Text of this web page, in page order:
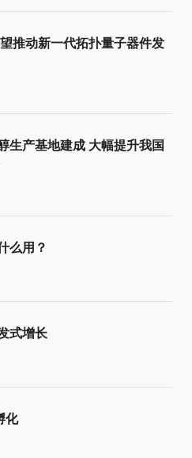
推动新一代拓扑量子器件发
生产基地建成 大幅提升我国
么用？
式增长
化